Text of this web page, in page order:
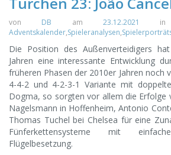
von DB am23.12.2021
in
Adventskalender,Spieleranalysen,
Die Position des Außenverteidigers
Jahren eine interessante Entwicklung
früheren Phasen der 2010er Jahren noch
4-4-2 und 4-2-3-1 Variante mit
Dogma, so sorgten vor allem die Erfolge
Nagelsmann in Hoffenheim, Antonio
Thomas Tuchel bei Chelsea für eine
Fünferkettensysteme mit
Flügelbesetzung.